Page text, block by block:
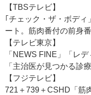
【TBSテレビ】
｢チェック・ザ・ボディ
ート。筋肉番付の前身番
【テレビ東京】
「NEWS FINE」「レ
「主治医が見つかる診療
【フジテレビ】
721＋739＋CSHD「